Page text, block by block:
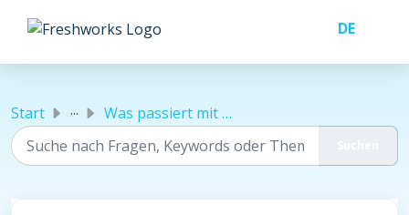
Start ... Was passiert mit meinen gespeicherten Aufnahmen, wenn mei...